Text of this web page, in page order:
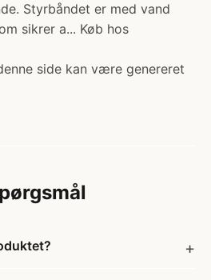
Styrbåndet er med vand
sikrer a... Køb hos
side kan være genereret